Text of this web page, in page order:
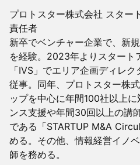
プロトスター株式会社 スター
責任者
新卒でベンチャー企業で、新
を経験。2023年よりスタート
「IVS」でエリア企画ディレ
従事。同年、プロトスター株
ップを中心に年間100社以上
ンス支援や年間30回以上の講
である「STARTUP M&A
める。その他、情報経営イノ
師を務める。